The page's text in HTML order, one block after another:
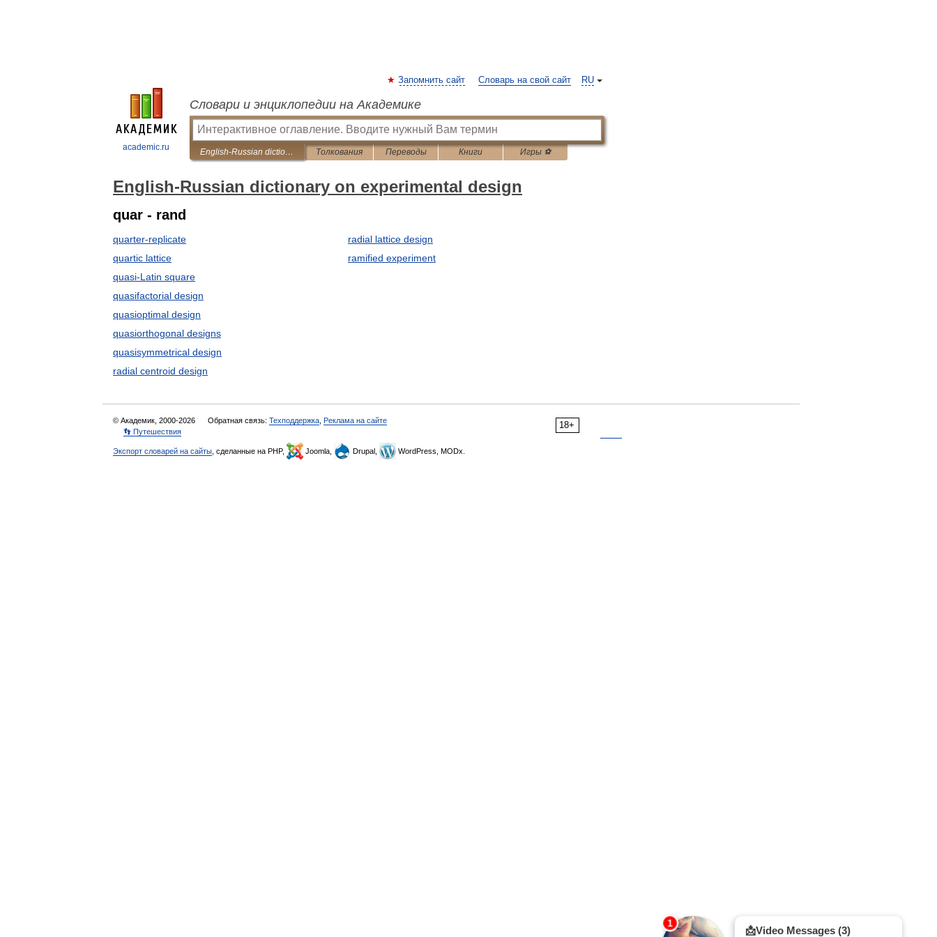
academic.ru
RU
Запомнить сайт Словарь на свой сайт
Словари и энциклопедии на Академике
English-Russian dictionary on experimental design Толкования Переводы Книги Игры ⚽
English-Russian dictionary on experimental design
quar - rand
quarter-replicate
quartic lattice
quasi-Latin square
quasifactorial design
quasioptimal design
quasiorthogonal designs
quasisymmetrical design
radial centroid design
radial lattice design
ramified experiment
18+
© Академик, 2000-2026 Обратная связь: Техподдержка Реклама на сайте
👣 Путешествия
Экспорт словарей на сайты , сделанные на PHP, Joomla, Drupal, WordPress, MODx.